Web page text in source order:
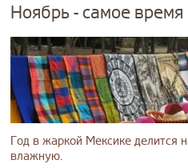
Ноябрь - самое
Год в жаркой Мексике делится
влажную.